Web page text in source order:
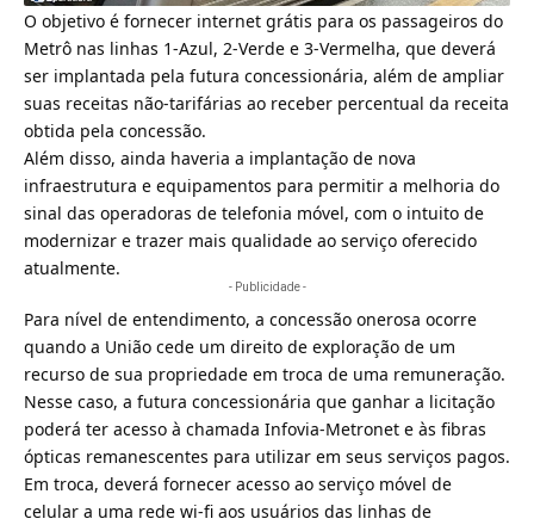
O objetivo é fornecer internet grátis para os passageiros do
Metrô nas linhas 1-Azul, 2-Verde e 3-Vermelha, que deverá
ser implantada pela futura concessionária, além de ampliar
suas receitas não-tarifárias ao receber percentual da receita
obtida pela concessão.
Além disso, ainda haveria a implantação de nova
infraestrutura e equipamentos para permitir a melhoria do
sinal das operadoras de telefonia móvel, com o intuito de
modernizar e trazer mais qualidade ao serviço oferecido
atualmente.
- Publicidade -
Para nível de entendimento, a concessão onerosa ocorre
quando a União cede um direito de exploração de um
recurso de sua propriedade em troca de uma remuneração.
Nesse caso, a futura concessionária que ganhar a licitação
poderá ter acesso à chamada Infovia-Metronet e às fibras
ópticas remanescentes para utilizar em seus serviços pagos.
Em troca, deverá fornecer acesso ao serviço móvel de
celular a uma rede wi-fi aos usuários das linhas de